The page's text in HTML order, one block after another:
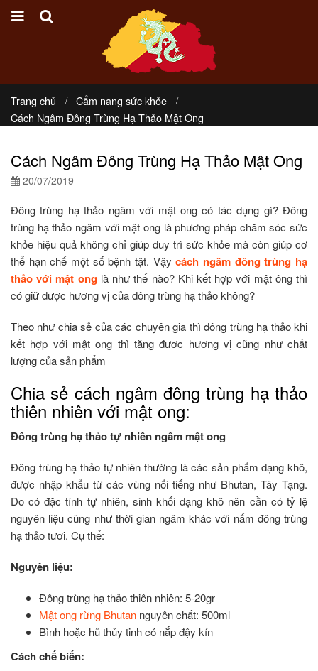
Trang chủ
Cẩm nang sức khỏe
Cách Ngâm Đông Trùng Hạ Thảo Mật Ong
Cách Ngâm Đông Trùng Hạ Thảo Mật Ong
20/07/2019
Đông trùng hạ thảo ngâm với mật ong có tác dụng gì? Đông
trùng hạ thảo ngâm với mật ong là phương pháp chăm sóc sức
khỏe hiệu quả không chỉ giúp duy trì sức khỏe mà còn giúp cơ
thể hạn chế một số bệnh tật. Vậycách ngâm đông trùng hạ
thảo với mật onglà như thế nào? Khi kết hợp với mật ông thì
có giữ được hương vị của đông trùng hạ thảo không?
Theo như chia sẻ của các chuyên gia thì đông trùng hạ thảo khi
kết hợp với mật ong thì tăng đươc hương vị cũng như chất
lượng của sản phẩm
Chia sẻ cách ngâm đông trùng hạ thảo
thiên nhiên với mật ong:
Đông trùng hạ thảo tự nhiên ngâm mật ong
Đông trùng hạ thảo tự nhiên thường là các sản phẩm dạng khô,
được nhập khẩu từ các vùng nổi tiếng như Bhutan, Tây Tạng.
Do có đặc tính tự nhiên, sinh khối dạng khô nên cần có tỷ lệ
nguyên liệu cũng như thời gian ngâm khác với nấm đông trùng
hạ thảo tươi. Cụ thể:
Nguyên liệu:
Đông trùng hạ thảo thiên nhiên: 5-20gr
Mật ong rừng Bhutan nguyên chất: 500ml
Bình hoặc hũ thủy tinh có nắp đậy kín
Cách chế biến: